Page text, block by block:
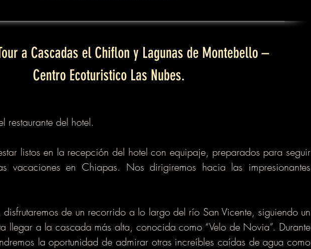
a Cascadas el Chiflon y Lagunas de Montebello –
Centro Ecoturistico Las Nubes.
restaurante del hotel.
listos en la recepción del hotel con equipaje, preparados para seguir
vacaciones en Chiapas. Nos dirigiremos hacia las impresionantes
de un recorrido a lo largo del río San Vicente, siguiendo un
llegar a la cascada más alta, conocida como “Velo de Novia”. Durante
la oportunidad de admirar otras increíbles caídas de agua como